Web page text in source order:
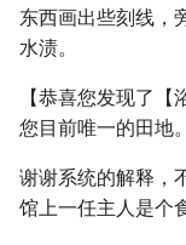
东西画出些刻线，
水渍。
【恭喜您发现了
您目前唯一的田地
谢谢系统的解释，
馆上一任主人是个